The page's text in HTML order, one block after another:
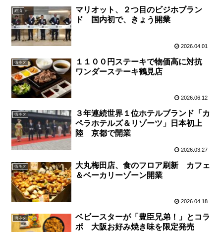
経済
マリオット、２つ目のビジホブラン
ド 国内初で、きょう開業
2026.04.01
街ネタ
１１００円ステーキで物価高に対抗
ワンダーステーキ鶴見店
2026.06.12
街ネタ
３年連続世界１位ホテルブランド「カ
ペラホテルズ＆リゾーツ」日本初上
陸 京都で開業
2026.03.27
街ネタ
大丸梅田店、食のフロア刷新 カフェ
＆ベーカリーゾーン開業
2026.04.18
街ネタ
ベビースターが「豊臣兄弟！」とコラ
ボ 大阪お好み焼き味を限定発売